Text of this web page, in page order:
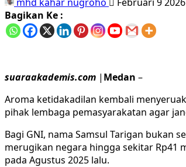
Bagikan Ke :
suaraakademis.com | Medan –
Aroma ketidakadilan kembali
pihak lembaga pemasyarakatan agar
Bagi GNI, nama Samsul Tarigan bukan
merugikan negara hingga sekitar Rp41
pada Agustus 2025 lalu.